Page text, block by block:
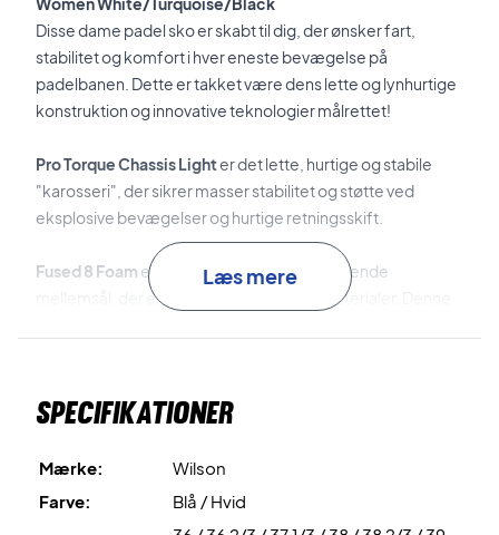
Disse dame padel sko er skabt til dig, der ønsker fart,
stabilitet og komfort i hver eneste bevægelse på
padelbanen. Dette er takket være dens lette og lynhurtige
konstruktion og innovative teknologier målrettet!
Pro Torque Chassis Lighter det lette, hurtige og stabile
"karosseri", der sikrer masser stabilitet og støtte ved
eksplosive bevægelser og hurtige retningsskift.
Fused 8 Foam er den lette og stødabsorberende
mellemsål, der er lavet af genanvendte materialer. Denne
som er udviklet til padel og sikrer optimalt greb på banen.
Til sidst, er ydersålen er lavet af det slidstærke
Læs mere
Specifikationer
Mærke:
Wilson
Farve:
Blå / Hvid